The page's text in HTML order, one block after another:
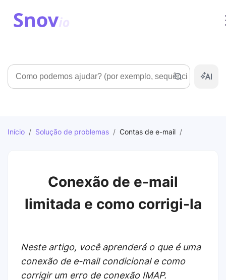
Pesquisar
Início / Solução de problemas / Contas de e-mail /
Conexão de e-mail
limitada e como corrigi-la
Neste artigo, você aprenderá o que é uma
conexão de e-mail condicional e como
corrigir um erro de conexão IMAP.